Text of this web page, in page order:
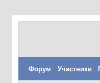
Форум Участники